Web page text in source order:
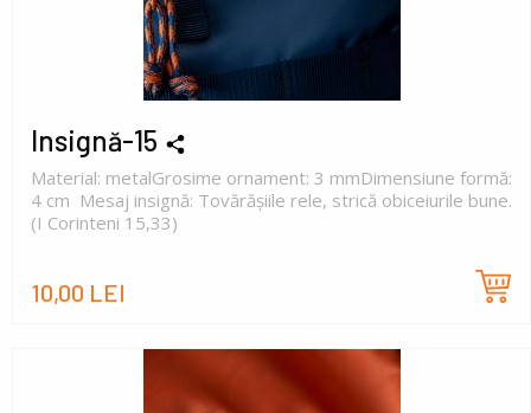
Insignă-15
Material: metalGrosime ornament: 3 mmDimensiune formă:
4 cm Mesaj insignă: Tovărășiile rele, strică obiceiurile bune.
(I Corinteni 15,33)
10,00 LEI